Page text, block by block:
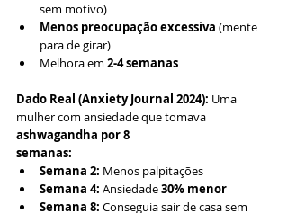
sem motivo)
Menos preocupação excessiva (mente
para de girar)
Melhora em 2-4 semanas
Dado Real (Anxiety Journal 2024): Uma
mulher com ansiedade que tomava
ashwagandha por 8
semanas:
Semana 2: Menos palpitações
Semana 4: Ansiedade 30% menor
Semana 8: Conseguia sair de casa sem